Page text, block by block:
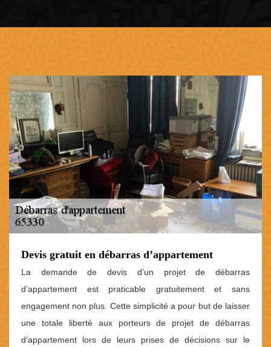
Devis gratuit en débarras d’appartement
La demande de devis d’un projet de débarras
d’appartement est praticable gratuitement et sans
engagement non plus. Cette simplicité a pour but de laisser
une totale liberté aux porteurs de projet de débarras
d’appartement lors de leurs prises de décisions sur le